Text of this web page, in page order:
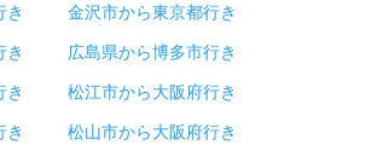
き
金沢市から東京都行き
き
広島県から博多市行き
き
松江市から大阪府行き
き
松山市から大阪府行き